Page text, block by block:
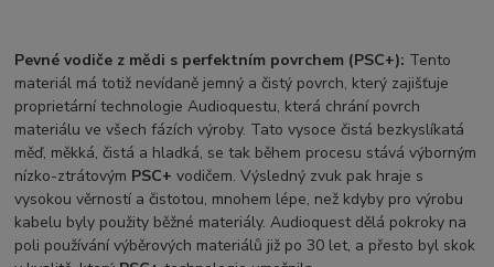
Pevné vodiče z mědi s perfektním povrchem (PSC+): Tento
materiál má totiž nevídaně jemný a čistý povrch, který zajišťuje
proprietární technologie Audioquestu, která chrání povrch
materiálu ve všech fázích výroby. Tato vysoce čistá bezkyslíkatá
měď, měkká, čistá a hladká, se tak během procesu stává výborným
nízko-ztrátovým PSC+ vodičem. Výsledný zvuk pak hraje s
vysokou věrností a čistotou, mnohem lépe, než kdyby pro výrobu
kabelu byly použity běžné materiály. Audioquest dělá pokroky na
poli používání výběrových materiálů již po 30 let, a přesto byl skok